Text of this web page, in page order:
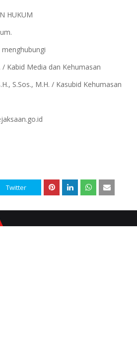
HUKUM
Kabid Media dan Kehumasan
S.Sos., M.H. / Kasubid Kehumasan
Twitter